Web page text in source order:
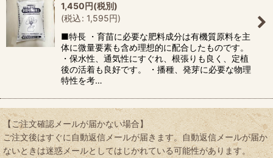
1,450円(税別)
(税込: 1,595円)
■特長 ・育苗に必要な肥料成分は有機質原料を主
体に微量要素も含め理想的に配合したものです。
・保水性、通気性にすぐれ、根張りも良く、定植
後の活着も良好です。 ・播種、発芽に必要な物理
特性を考…
【ご注文確認メールが届かない場合】
ご注文後はすぐに自動返信メールが届きます。自動返信メールが届か
ないときは迷惑メールとしてはじかれている可能性があります。